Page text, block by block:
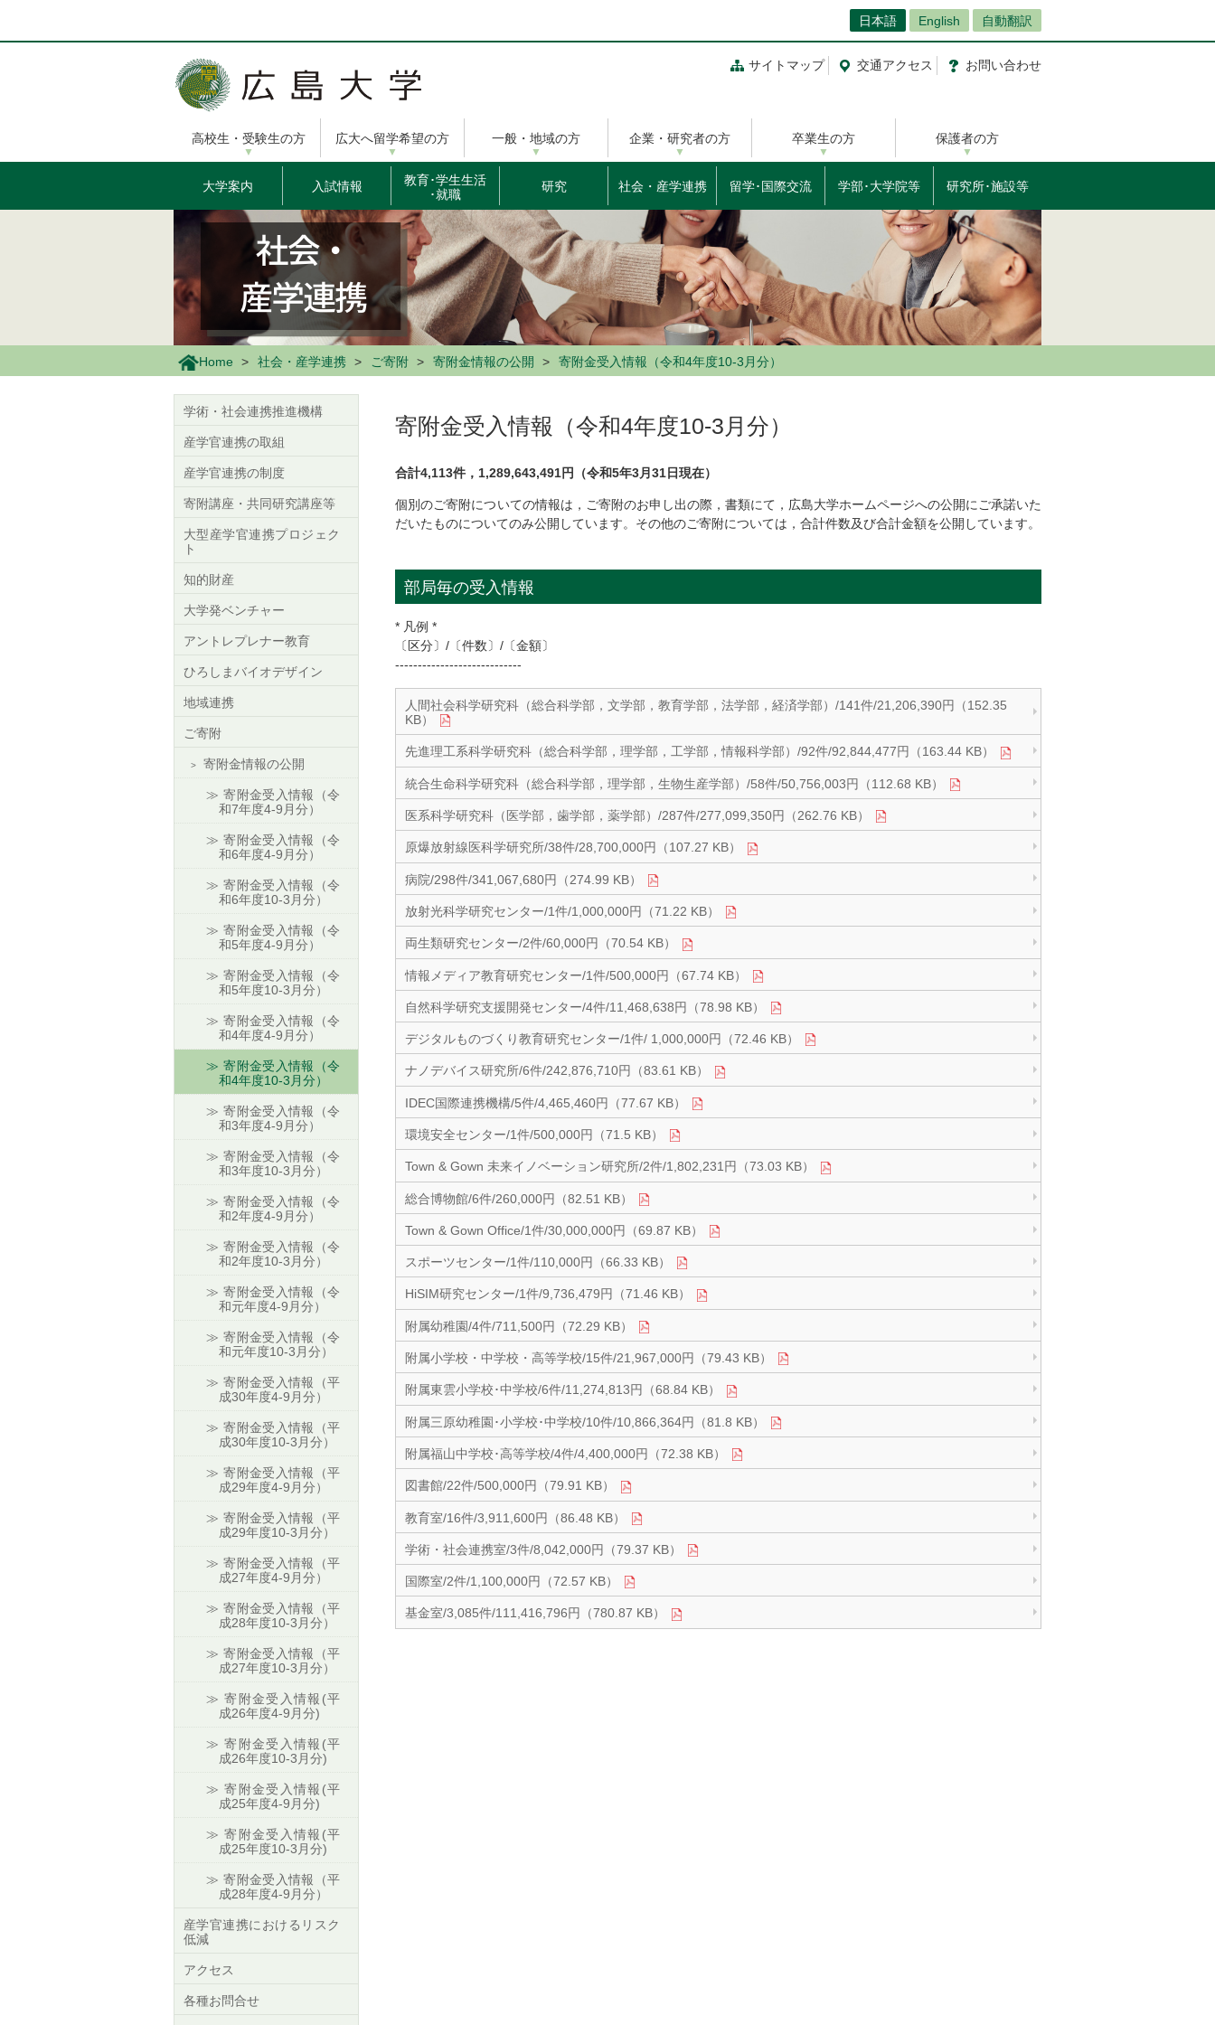
ン
に
日本語 English 自動翻訳
サイトマップ 交通アクセス お問い合わせ
高校生・受験生の方 広大へ留学希望の方 一般・地域の方 企業・研究者の方 卒業生の方 保護者の方
大学案内 入試情報
教育･学生生活
･就職
研究 社会・産学連携 留学･国際交流 学部･大学院等 研究所･施設等
Home 社会・産学連携 ご寄附 寄附金情報の公開 寄附金受入情報（令和4年度10-3月分）
寄附金受入情報（令和4年度10-3月分）
合計4,113件，1,289,643,491円（令和5年3月31日現在）
個別のご寄附についての情報は，ご寄附のお申し出の際，書類にて，広島大学ホームページへの公開にご承諾いた
だいたものについてのみ公開しています。その他のご寄附については，合計件数及び合計金額を公開しています。
部局毎の受入情報
* 凡例 *
〔区分〕/〔件数〕/〔金額〕
----------------------------
人間社会科学研究科（総合科学部，文学部，教育学部，法学部，経済学部）/141件/21,206,390円（152.35
KB）
先進理工系科学研究科（総合科学部，理学部，工学部，情報科学部）/92件/92,844,477円（163.44 KB）
統合生命科学研究科（総合科学部，理学部，生物生産学部）/58件/50,756,003円（112.68 KB）
医系科学研究科（医学部，歯学部，薬学部）/287件/277,099,350円（262.76 KB）
原爆放射線医科学研究所/38件/28,700,000円（107.27 KB）
病院/298件/341,067,680円（274.99 KB）
放射光科学研究センター/1件/1,000,000円（71.22 KB）
両生類研究センター/2件/60,000円（70.54 KB）
情報メディア教育研究センター/1件/500,000円（67.74 KB）
自然科学研究支援開発センター/4件/11,468,638円（78.98 KB）
デジタルものづくり教育研究センター/1件/ 1,000,000円（72.46 KB）
ナノデバイス研究所/6件/242,876,710円（83.61 KB）
IDEC国際連携機構/5件/4,465,460円（77.67 KB）
環境安全センター/1件/500,000円（71.5 KB）
Town & Gown 未来イノベーション研究所/2件/1,802,231円（73.03 KB）
総合博物館/6件/260,000円（82.51 KB）
Town & Gown Office/1件/30,000,000円（69.87 KB）
スポーツセンター/1件/110,000円（66.33 KB）
HiSIM研究センター/1件/9,736,479円（71.46 KB）
附属幼稚園/4件/711,500円（72.29 KB）
附属小学校・中学校・高等学校/15件/21,967,000円（79.43 KB）
附属東雲小学校･中学校/6件/11,274,813円（68.84 KB）
附属三原幼稚園･小学校･中学校/10件/10,866,364円（81.8 KB）
附属福山中学校･高等学校/4件/4,400,000円（72.38 KB）
図書館/22件/500,000円（79.91 KB）
教育室/16件/3,911,600円（86.48 KB）
学術・社会連携室/3件/8,042,000円（79.37 KB）
国際室/2件/1,100,000円（72.57 KB）
基金室/3,085件/111,416,796円（780.87 KB）
学術・社会連携推進機構
産学官連携の取組
産学官連携の制度
寄附講座・共同研究講座等
大型産学官連携プロジェク
ト
知的財産
大学発ベンチャー
アントレプレナー教育
ひろしまバイオデザイン
地域連携
ご寄附
寄附金情報の公開
寄附金受入情報（令
和7年度4-9月分）
寄附金受入情報（令
和6年度4-9月分）
寄附金受入情報（令
和6年度10-3月分）
寄附金受入情報（令
和5年度4-9月分）
寄附金受入情報（令
和5年度10-3月分）
寄附金受入情報（令
和4年度4-9月分）
寄附金受入情報（令
和4年度10-3月分）
寄附金受入情報（令
和3年度4-9月分）
寄附金受入情報（令
和3年度10-3月分）
寄附金受入情報（令
和2年度4-9月分）
寄附金受入情報（令
和2年度10-3月分）
寄附金受入情報（令
和元年度4-9月分）
寄附金受入情報（令
和元年度10-3月分）
寄附金受入情報（平
成30年度4-9月分）
寄附金受入情報（平
成30年度10-3月分）
寄附金受入情報（平
成29年度4-9月分）
寄附金受入情報（平
成29年度10-3月分）
寄附金受入情報（平
成27年度4-9月分）
寄附金受入情報（平
成28年度10-3月分）
寄附金受入情報（平
成27年度10-3月分）
寄附金受入情報(平
成26年度4-9月分)
寄附金受入情報(平
成26年度10-3月分)
寄附金受入情報(平
成25年度4-9月分)
寄附金受入情報(平
成25年度10-3月分)
寄附金受入情報（平
成28年度4-9月分）
産学官連携におけるリスク
低減
アクセス
各種お問合せ